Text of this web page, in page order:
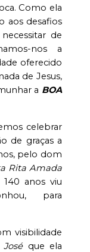
Como ela
aos desafios
de
nos a
oferecido
de Jesus,
a BOA
celebrar
de graças a
pelo dom
Rita Amada
anos viu
para
visibilidade
que ela